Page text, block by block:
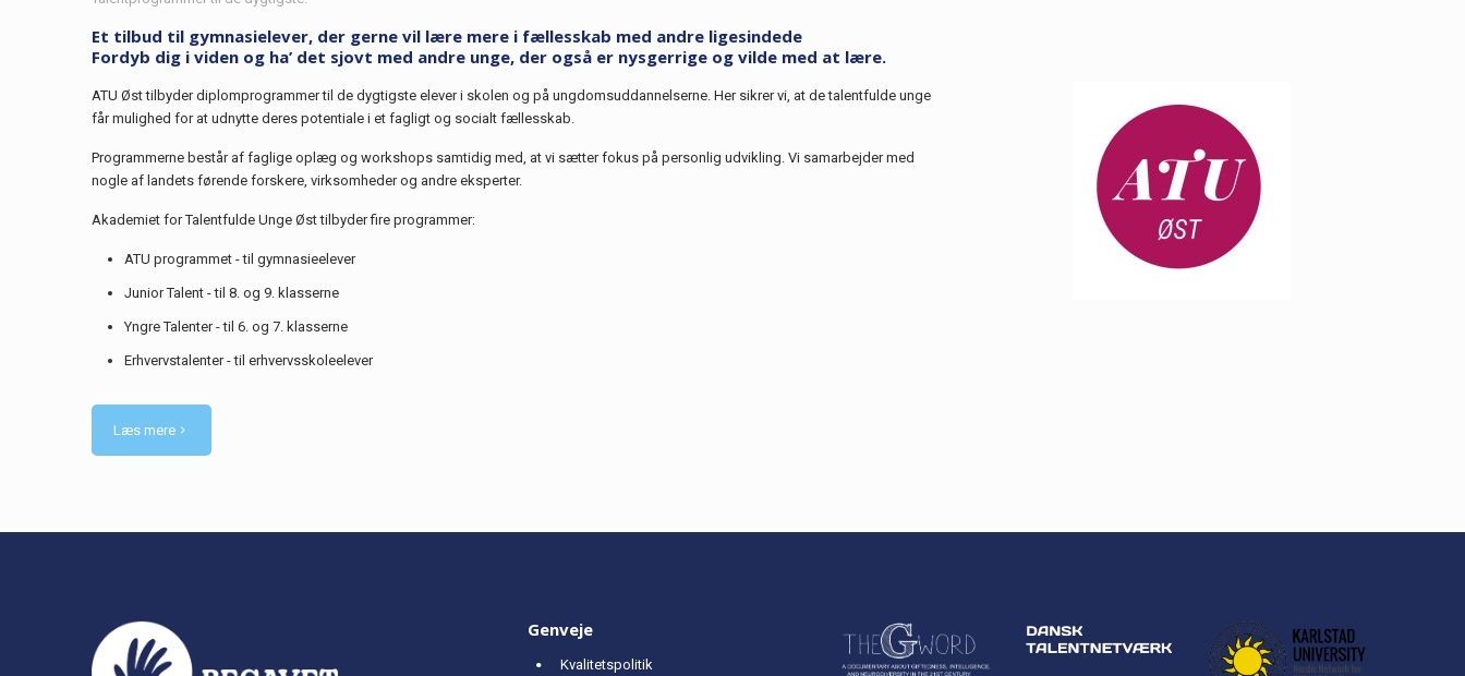
Et tilbud til gymnasielever, der gerne vil lære mere i fællesskab med andre ligesindede
Fordyb dig i viden og ha’ det sjovt med andre unge, der også er nysgerrige og vilde med at lære.
ATU Øst tilbyder diplomprogrammer til de dygtigste elever i skolen og på ungdomsuddannelserne. Her sikrer vi, at de talentfulde unge
får mulighed for at udnytte deres potentiale i et fagligt og socialt fællesskab.
Programmerne består af faglige oplæg og workshops samtidig med, at vi sætter fokus på personlig udvikling. Vi samarbejder med
nogle af landets førende forskere, virksomheder og andre eksperter.
Akademiet for Talentfulde Unge Øst tilbyder fire programmer:
ATU programmet - til gymnasieelever
Junior Talent - til 8. og 9. klasserne
Yngre Talenter - til 6. og 7. klasserne
Erhvervstalenter - til erhvervsskoleelever
Læs mere
Genveje
Kvalitetspolitik